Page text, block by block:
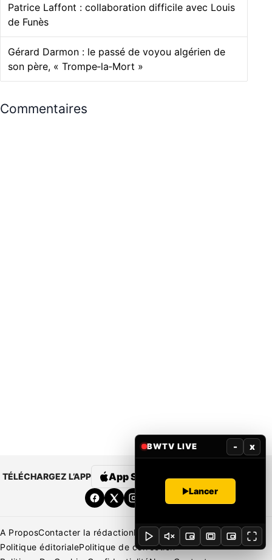
Patrice Laffont : collaboration difficile avec Louis
de Funès
Gérard Darmon : le passé de voyou algérien de
son père, « Trompe‑la‑Mort »
Commentaires
TÉLÉCHARGEZ L’APP App Store Google Play
A ProposContacter la rédactionRédaction Mentions légales
Politique éditorialePolitique de correction
BWTV LIVE - x
Lancer